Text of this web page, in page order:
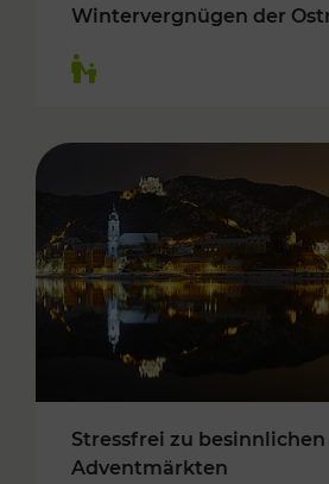
Wintervergnügen der
Stressfrei zu besinnlichen
Adventmärkten